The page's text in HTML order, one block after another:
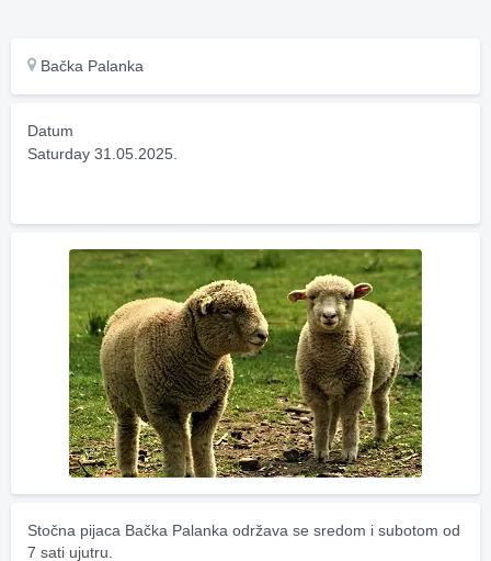
Bačka Palanka
Datum
Saturday 31.05.2025.
Stočna pijaca Bačka Palanka održava se sredom i subotom od
7 sati ujutru.